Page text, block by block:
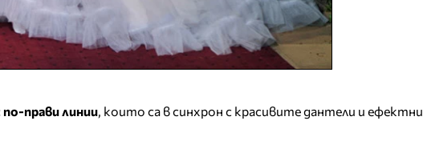
прави линии, които са в синхрон с красивите дантели и ефектни